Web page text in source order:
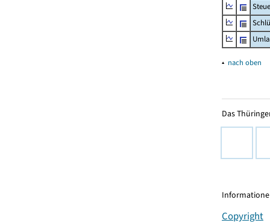
▴ nach oben
Das
Copyright